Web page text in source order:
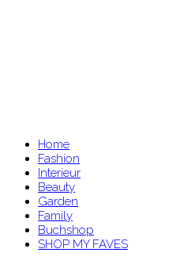
Home
Fashion
Interieur
Beauty
Garden
Family
Buchshop
SHOP MY FAVES